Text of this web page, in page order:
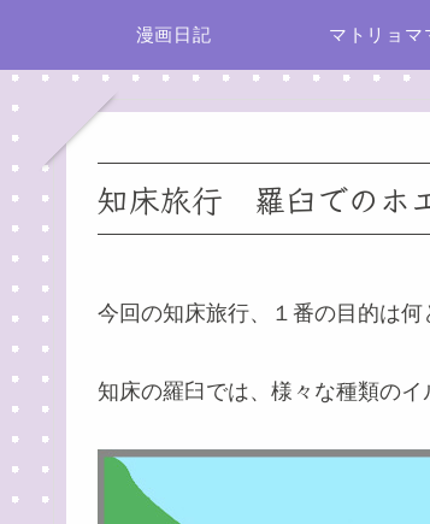
漫画日記 マトリョマ
知床旅行 羅臼でのホ
今回の知床旅行、１番の目的は何
知床の羅臼では、様々な種類の